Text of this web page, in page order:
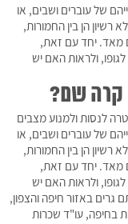
של עוברים ושבים, או
רשיון הן בין החמורות,
מאד. יחד עם זאת,
ולראות האם יש
קרה שם?
לנסות ולמנוע מצבים
של עוברים ושבים, או
רשיון הן בין החמורות,
מאד. יחד עם זאת,
ולראות האם יש
גרים באזור חיפה והצפון,
בחיפה, עו"ד שכרות